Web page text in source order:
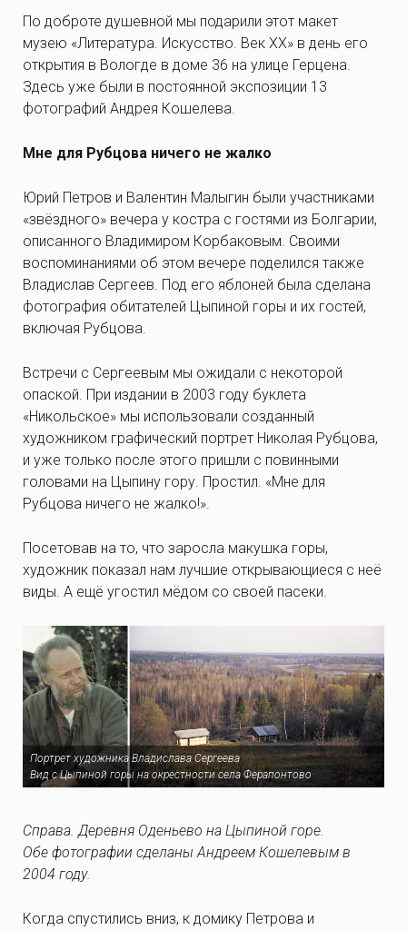
По доброте душевной мы подарили этот макет
музею «Литература. Искусство. Век ХХ» в день его
открытия в Вологде в доме 36 на улице Герцена.
Здесь уже были в постоянной экспозиции 13
фотографий Андрея Кошелева.
Мне для Рубцова ничего не жалко
Юрий Петров и Валентин Малыгин были участниками
«звёздного» вечера у костра с гостями из Болгарии,
описанного Владимиром Корбаковым. Своими
воспоминаниями об этом вечере поделился также
Владислав Сергеев. Под его яблоней была сделана
фотография обитателей Цыпиной горы и их гостей,
включая Рубцова.
Встречи с Сергеевым мы ожидали с некоторой
опаской. При издании в 2003 году буклета
«Никольское» мы использовали созданный
художником графический портрет Николая Рубцова,
и уже только после этого пришли с повинными
головами на Цыпину гору. Простил. «Мне для
Рубцова ничего не жалко!».
Посетовав на то, что заросла макушка горы,
художник показал нам лучшие открывающиеся с неё
виды. А ещё угостил мёдом со своей пасеки.
Портрет художника Владислава Сергеева
Вид с Цыпиной горы на окрестности села Ферапонтово
Справа. Деревня Оденьево на Цыпиной горе.
Обе фотографии сделаны Андреем Кошелевым в
2004 году.
Когда спустились вниз, к домику Петрова и